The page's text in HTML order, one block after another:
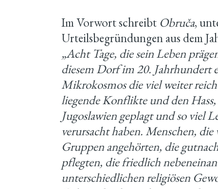
Im Vorwort schreibt Obruča,
Urteilsbegründungen aus dem
„Acht Tage, die sein Leben
diesem Dorf im 20. Jahrhundert
Mikrokosmos die viel weiter
liegende Konflikte und den Hass,
Jugoslawien geplagt und so viel
verursacht haben. Menschen,
Gruppen angehörten, die
pflegten, die friedlich
unterschiedlichen religiösen